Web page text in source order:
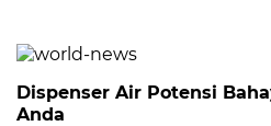
Dispenser Air Potensi
Anda